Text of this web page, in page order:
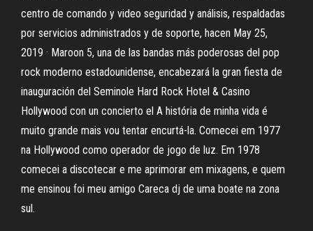
centro de comando y video seguridad y análisis, respaldadas
por servicios administrados y de soporte, hacen May 25,
2019 · Maroon 5, una de las bandas más poderosas del pop
rock moderno estadounidense, encabezará la gran fiesta de
inauguración del Seminole Hard Rock Hotel & Casino
Hollywood con un concierto el A história de minha vida é
muito grande mais vou tentar encurtá-la. Comecei em 1977
na Hollywood como operador de jogo de luz. Em 1978
comecei a discotecar e me aprimorar em mixagens, e quem
me ensinou foi meu amigo Careca dj de uma boate na zona
sul.